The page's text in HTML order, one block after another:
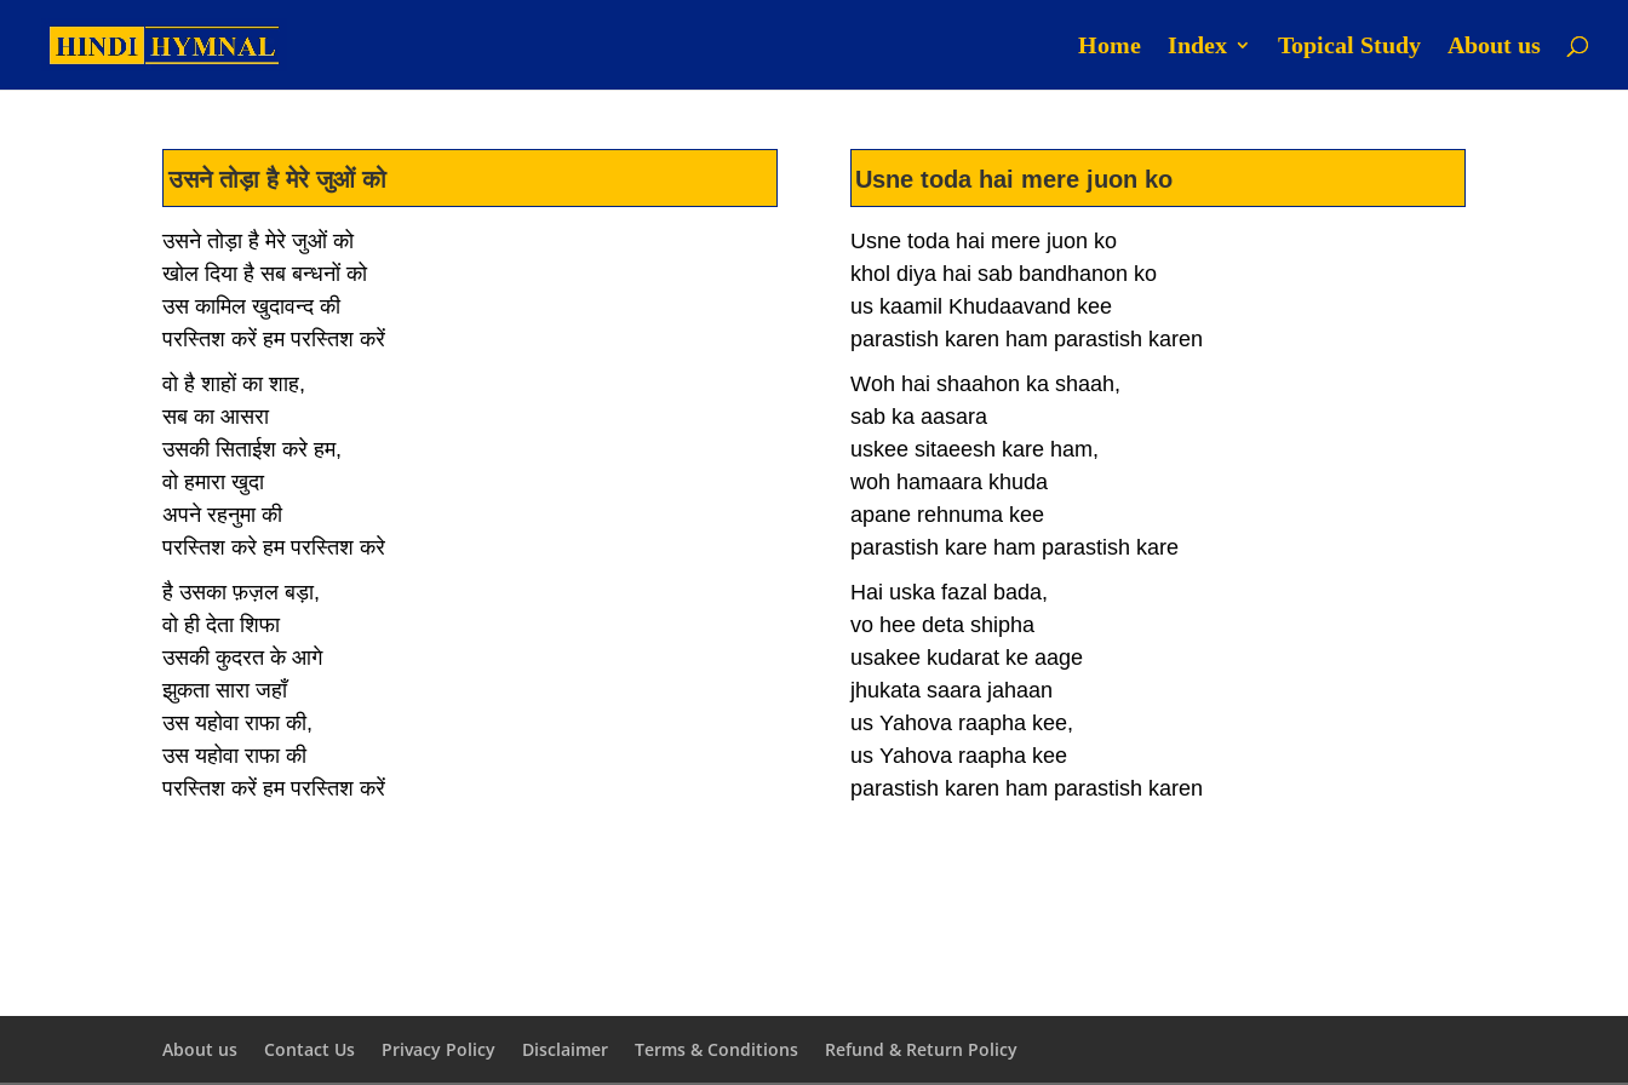
Home Index Topical Study About us
उसने तोड़ा है मेरे जुओं को
उसने तोड़ा है मेरे जुओं को
खोल दिया है सब बन्धनों को
उस कामिल खुदावन्द की
परस्तिश करें हम परस्तिश करें
वो है शाहों का शाह,
सब का आसरा
उसकी सिताईश करे हम,
वो हमारा खुदा
अपने रहनुमा की
परस्तिश करे हम परस्तिश करे
है उसका फ़ज़ल बड़ा,
वो ही देता शिफा
उसकी कुदरत के आगे
झुकता सारा जहाँ
उस यहोवा राफा की,
उस यहोवा राफा की
परस्तिश करें हम परस्तिश करें
Usne toda hai mere juon ko
Usne toda hai mere juon ko
khol diya hai sab bandhanon ko
us kaamil Khudaavand kee
parastish karen ham parastish karen
Woh hai shaahon ka shaah,
sab ka aasara
uskee sitaeesh kare ham,
woh hamaara khuda
apane rehnuma kee
parastish kare ham parastish kare
Hai uska fazal bada,
vo hee deta shipha
usakee kudarat ke aage
jhukata saara jahaan
us Yahova raapha kee,
us Yahova raapha kee
parastish karen ham parastish karen
About us Contact Us Privacy Policy Disclaimer Terms & Conditions Refund & Return Policy